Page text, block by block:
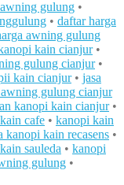
gulung •
• daftar harga
awning gulung
kain cianjur•
gulung cianjur•
kain cianjur• jasa
awning gulung cianjur
kanopi kain cianjur•
cafe • kanopi kain
kanopi kain recasens •
sauleda • kanopi
gulung •